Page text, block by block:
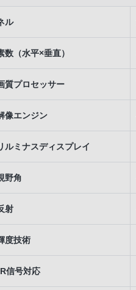
ル
数（水平×垂直）
質プロセッサー
像エンジン
ルミナスディスプレイ
野角
射
度技術
信号対応